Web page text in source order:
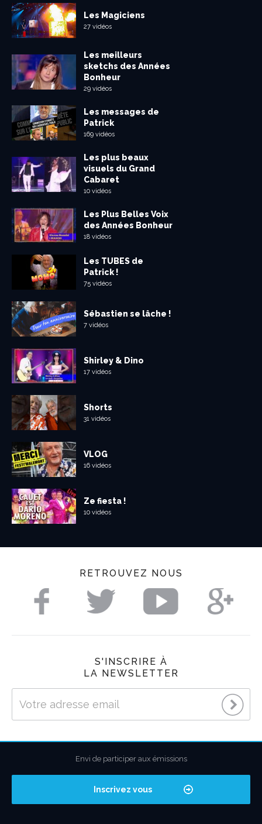
Les Magiciens
27 vidéos
Les meilleurs
sketchs des Années
Bonheur
29 vidéos
Les messages de
Patrick
169 vidéos
Les plus beaux
visuels du Grand
Cabaret
10 vidéos
Les Plus Belles Voix
des Années Bonheur
18 vidéos
Les TUBES de
Patrick !
75 vidéos
Sébastien se lâche !
7 vidéos
Shirley & Dino
17 vidéos
Shorts
31 vidéos
VLOG
16 vidéos
Ze fiesta !
10 vidéos
RETROUVEZ NOUS
S'INSCRIRE À
LA NEWSLETTER
Envi de participer aux émissions
Inscrivez vous